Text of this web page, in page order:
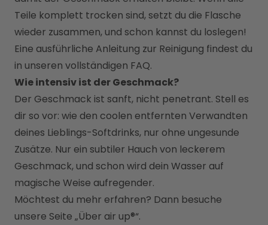
Teile komplett trocken sind, setzt du die Flasche
wieder zusammen, und schon kannst du loslegen!
Eine ausführliche Anleitung zur Reinigung findest du
in unseren vollständigen FAQ.
Wie intensiv ist der Geschmack?
Der Geschmack ist sanft, nicht penetrant. Stell es
dir so vor: wie den coolen entfernten Verwandten
deines Lieblings-Softdrinks, nur ohne ungesunde
Zusätze. Nur ein subtiler Hauch von leckerem
Geschmack, und schon wird dein Wasser auf
magische Weise aufregender.
Möchtest du mehr erfahren? Dann besuche
unsere Seite „Über air up®“.